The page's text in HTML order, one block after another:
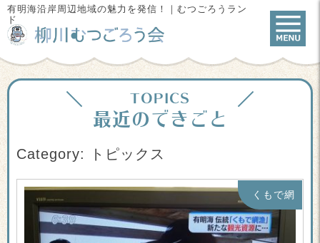
有明海沿岸周辺地域の魅力を発信！｜むつごろうラン
ド
最近のできごと
TOPICS
Category: トピックス
くもで網